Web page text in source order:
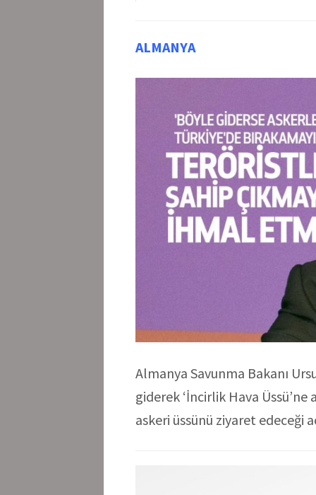
ALMANYA
Almanya Savunma Bakanı
giderek ‘İncirlik Hava
askeri üssünü ziyaret edeceği